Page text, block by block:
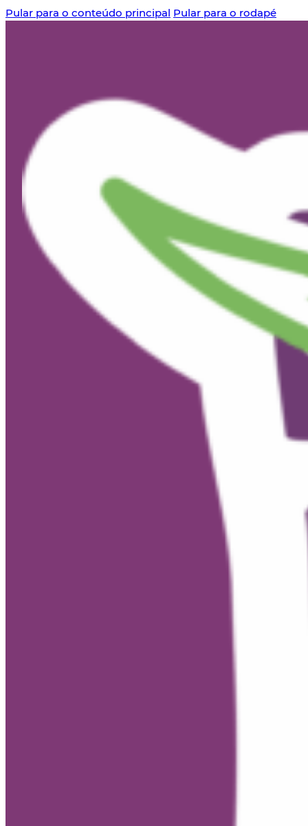
Pular para o conteúdo principal Pular para o rodapé